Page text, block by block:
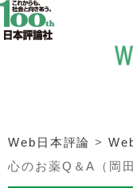
Web日本評論 >
心のお薬Q＆A（岡田